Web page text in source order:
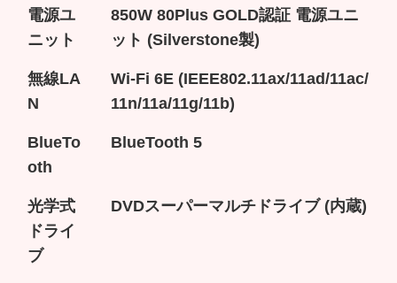
電源ユ
ニット
850W 80Plus GOLD認証 電源ユニ
ット (Silverstone製)
無線LA
N
Wi-Fi 6E (IEEE802.11ax/11ad/11ac/
11n/11a/11g/11b)
BlueTo
oth
BlueTooth 5
光学式
ドライ
ブ
DVDスーパーマルチドライブ (内蔵)